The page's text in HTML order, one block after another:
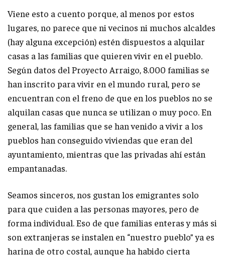
Viene esto a cuento porque, al menos por estos
lugares, no parece que ni vecinos ni muchos alcaldes
(hay alguna excepción) estén dispuestos a alquilar
casas a las familias que quieren vivir en el pueblo.
Según datos del Proyecto Arraigo, 8.000 familias se
han inscrito para vivir en el mundo rural, pero se
encuentran con el freno de que en los pueblos no se
alquilan casas que nunca se utilizan o muy poco. En
general, las familias que se han venido a vivir a los
pueblos han conseguido viviendas que eran del
ayuntamiento, mientras que las privadas ahí están
empantanadas.
Seamos sinceros, nos gustan los emigrantes solo
para que cuiden a las personas mayores, pero de
forma individual. Eso de que familias enteras y más si
son extranjeras se instalen en “nuestro pueblo” ya es
harina de otro costal, aunque ha habido cierta